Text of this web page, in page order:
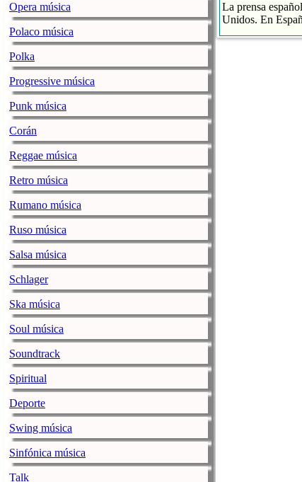
Opera música
Polaco música
Polka
Progressive música
Punk música
Corán
Reggae música
Retro música
Rumano música
Ruso música
Salsa música
Schlager
Ska música
Soul música
Soundtrack
Spiritual
Deporte
Swing música
Sinfónica música
Talk
La prensa
Unidos. En
El